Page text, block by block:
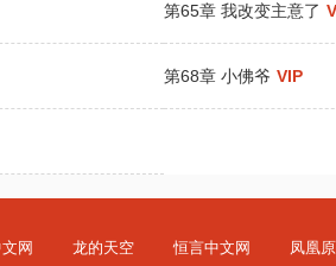
第65章 我改变主意了
第68章 小佛爷 VIP
网 龙的天空 恒言中文网 凤凰